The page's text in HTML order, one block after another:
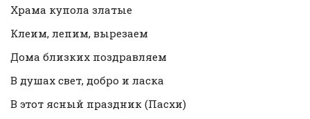
Храма купола златые
Клеим, лепим, вырезаем
Дома близких поздравляем
В душах свет, добро и ласка
В этот ясный праздник (Пасхи)